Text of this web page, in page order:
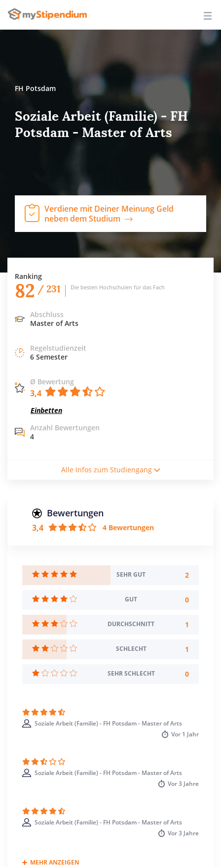
FH Potsdam
Soziale Arbeit (Familie) - FH
Potsdam - Master of Arts
Verdiene mit Deiner Meinung Geld
neben dem Studium
Ranking
82 / 231 Die besten Hochschulen für das Fach
Abschluss
Master of Arts
Regelstudienzeit
6 Semester
Ø Bewertung
3,4
Einbetten
Anzahl Bewertungen
4
Berufsbegleitendes Studium
Zulassungsbeschränkung
120
Regelstudienzeit
6 Semester
Sprache
Deutsch
Wintersemester
Alle Infos zum Studiengang
Bewertungen
3,4 4 Bewertungen
SEHR GUT 2
GUT 0
DURCHSCHNITT 1
SCHLECHT 1
SEHR SCHLECHT 0
Soziale Arbeit (Familie) - FH Potsdam - Master of Arts
Vor 1 Jahr
Soziale Arbeit (Familie) - FH Potsdam - Master of Arts
Vor3 Jahre
Soziale Arbeit (Familie) - FH Potsdam - Master of Arts
Vor3 Jahre
MEHR ANZEIGEN